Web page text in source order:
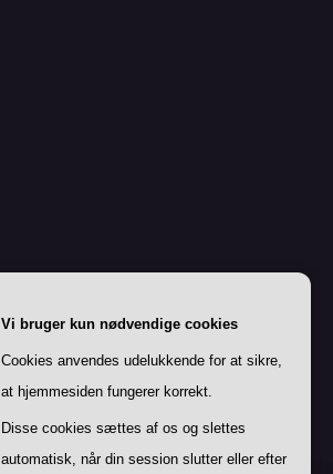
Vi bruger kun nødvendige cookies
Cookies anvendes udelukkende for at sikre,
at hjemmesiden fungerer korrekt.
Disse cookies sættes af os og slettes
automatisk, når din session slutter eller efter